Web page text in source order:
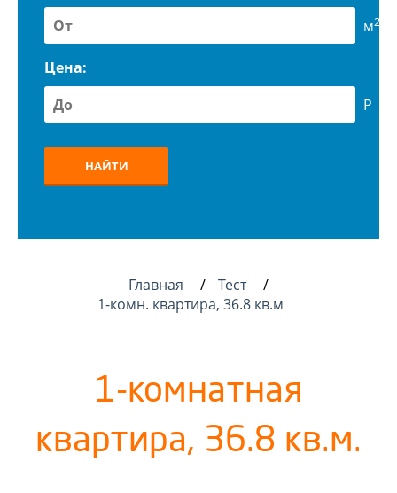
м2
Цена:
Р
НАЙТИ
Главная
Тест
1-комн. квартира, 36.8 кв.м
1-комнатная
квартира, 36.8 кв.м.